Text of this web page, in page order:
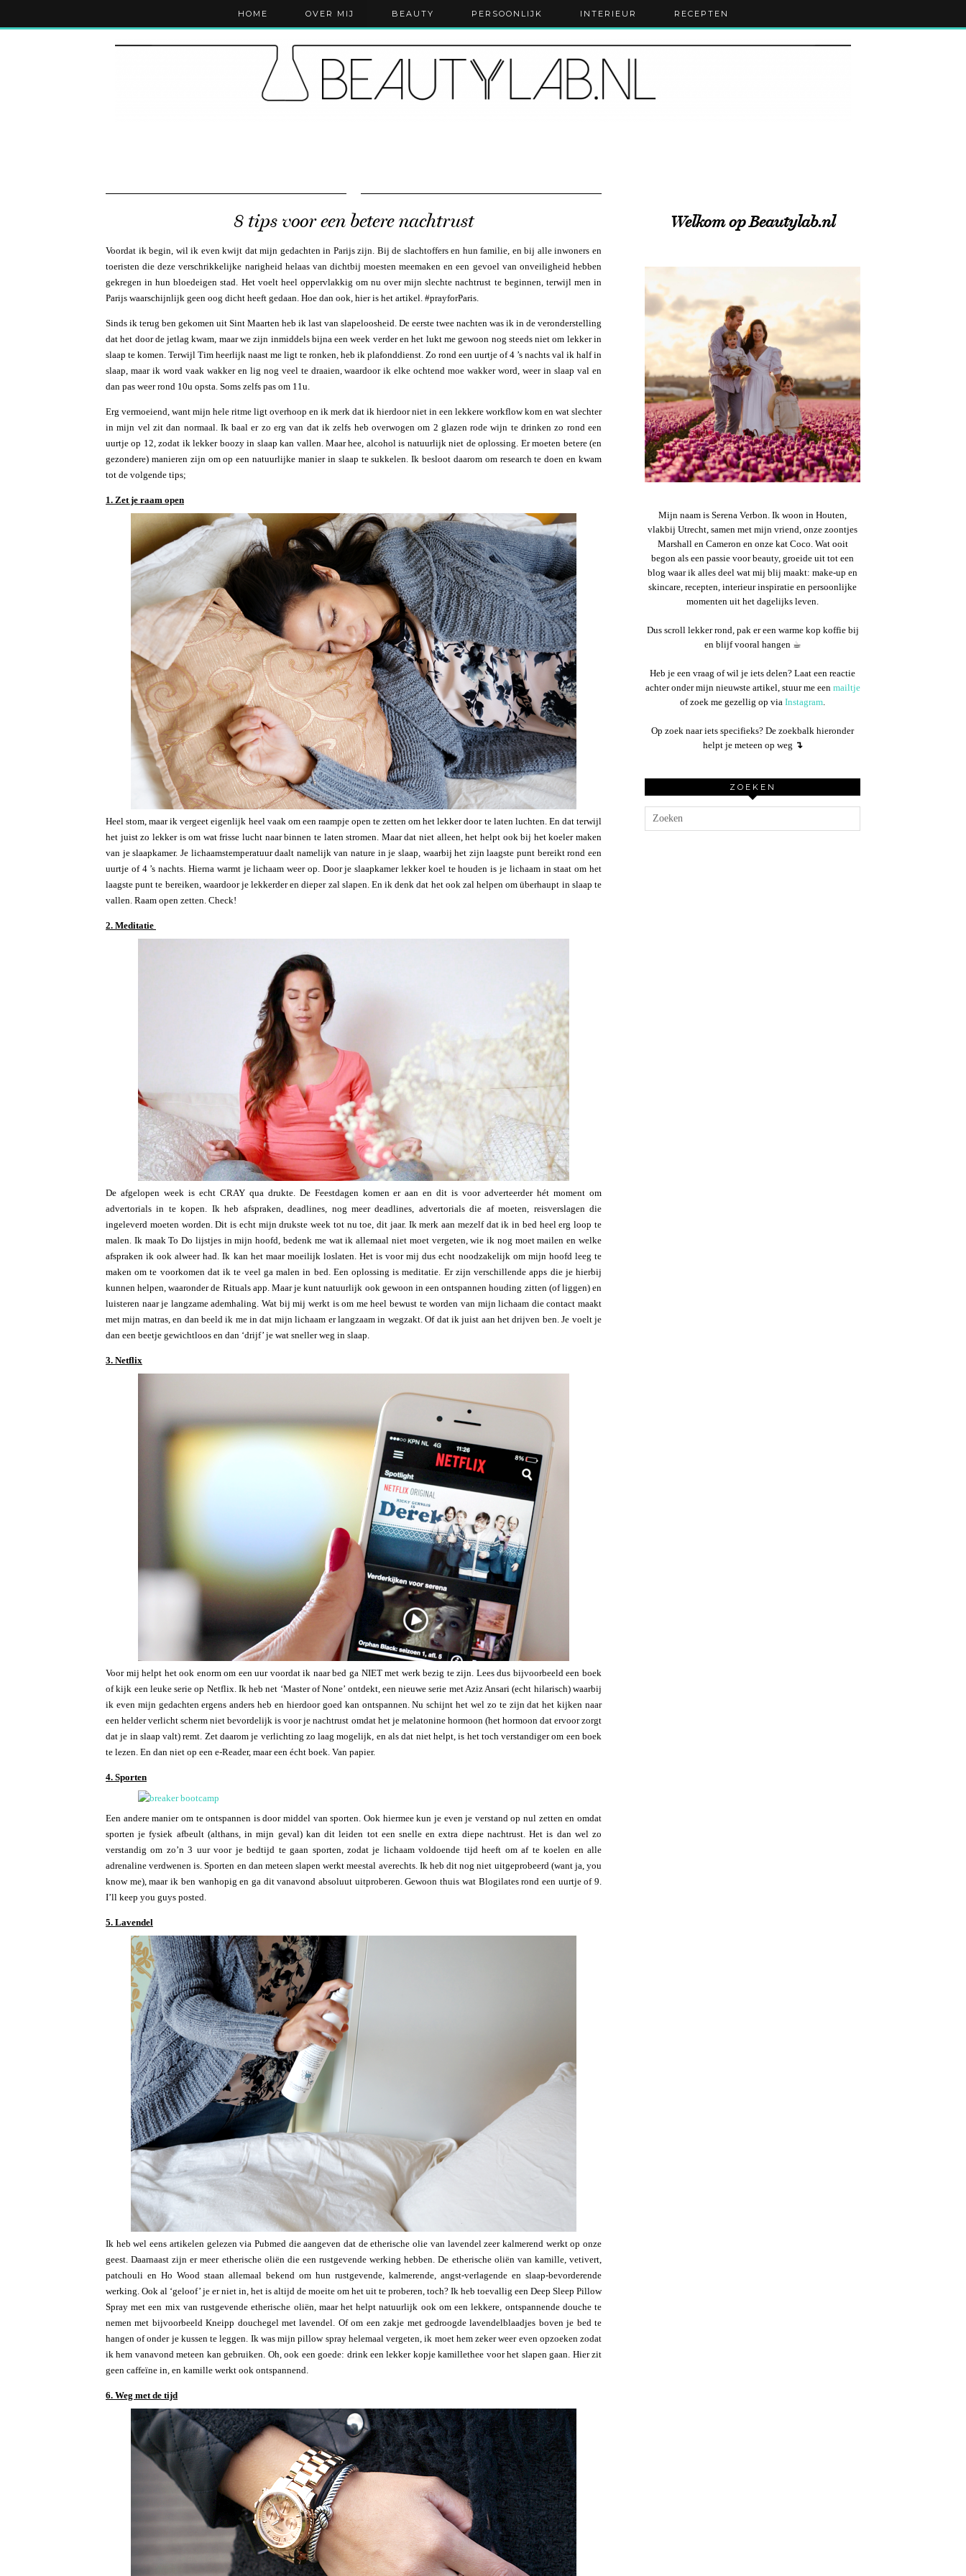
HOME OVER MIJ BEAUTY PERSOONLIJK INTERIEUR RECEPTEN
8 tips voor een betere nachtrust
Voordat ik begin, wil ik even kwijt dat mijn gedachten in Parijs zijn. Bij de slachtoffers en hun familie, en bij alle inwoners en
toeristen die deze verschrikkelijke narigheid helaas van dichtbij moesten meemaken en een gevoel van onveiligheid hebben
gekregen in hun bloedeigen stad. Het voelt heel oppervlakkig om nu over mijn slechte nachtrust te beginnen, terwijl men in
Parijs waarschijnlijk geen oog dicht heeft gedaan. Hoe dan ook, hier is het artikel. #prayforParis.
Sinds ik terug ben gekomen uit Sint Maarten heb ik last van slapeloosheid. De eerste twee nachten was ik in de veronderstelling
dat het door de jetlag kwam, maar we zijn inmiddels bijna een week verder en het lukt me gewoon nog steeds niet om lekker in
slaap te komen. Terwijl Tim heerlijk naast me ligt te ronken, heb ik plafonddienst. Zo rond een uurtje of 4 ’s nachts val ik half in
slaap, maar ik word vaak wakker en lig nog veel te draaien, waardoor ik elke ochtend moe wakker word, weer in slaap val en
dan pas weer rond 10u opsta. Soms zelfs pas om 11u.
Erg vermoeiend, want mijn hele ritme ligt overhoop en ik merk dat ik hierdoor niet in een lekkere workflow kom en wat slechter
in mijn vel zit dan normaal. Ik baal er zo erg van dat ik zelfs heb overwogen om 2 glazen rode wijn te drinken zo rond een
uurtje op 12, zodat ik lekker boozy in slaap kan vallen. Maar hee, alcohol is natuurlijk niet de oplossing. Er moeten betere (en
gezondere) manieren zijn om op een natuurlijke manier in slaap te sukkelen. Ik besloot daarom om research te doen en kwam
tot de volgende tips;
1. Zet je raam open
Heel stom, maar ik vergeet eigenlijk heel vaak om een raampje open te zetten om het lekker door te laten luchten. En dat terwijl
het juist zo lekker is om wat frisse lucht naar binnen te laten stromen. Maar dat niet alleen, het helpt ook bij het koeler maken
van je slaapkamer. Je lichaamstemperatuur daalt namelijk van nature in je slaap, waarbij het zijn laagste punt bereikt rond een
uurtje of 4 ’s nachts. Hierna warmt je lichaam weer op. Door je slaapkamer lekker koel te houden is je lichaam in staat om het
laagste punt te bereiken, waardoor je lekkerder en dieper zal slapen. En ik denk dat het ook zal helpen om überhaupt in slaap te
vallen. Raam open zetten. Check!
2. Meditatie
De afgelopen week is echt CRAY qua drukte. De Feestdagen komen er aan en dit is voor adverteerder hét moment om
advertorials in te kopen. Ik heb afspraken, deadlines, nog meer deadlines, advertorials die af moeten, reisverslagen die
ingeleverd moeten worden. Dit is echt mijn drukste week tot nu toe, dit jaar. Ik merk aan mezelf dat ik in bed heel erg loop te
malen. Ik maak To Do lijstjes in mijn hoofd, bedenk me wat ik allemaal niet moet vergeten, wie ik nog moet mailen en welke
afspraken ik ook alweer had. Ik kan het maar moeilijk loslaten. Het is voor mij dus echt noodzakelijk om mijn hoofd leeg te
maken om te voorkomen dat ik te veel ga malen in bed. Een oplossing is meditatie. Er zijn verschillende apps die je hierbij
kunnen helpen, waaronder de Rituals app. Maar je kunt natuurlijk ook gewoon in een ontspannen houding zitten (of liggen) en
luisteren naar je langzame ademhaling. Wat bij mij werkt is om me heel bewust te worden van mijn lichaam die contact maakt
met mijn matras, en dan beeld ik me in dat mijn lichaam er langzaam in wegzakt. Of dat ik juist aan het drijven ben. Je voelt je
dan een beetje gewichtloos en dan ‘drijf’ je wat sneller weg in slaap.
3. Netflix
Voor mij helpt het ook enorm om een uur voordat ik naar bed ga NIET met werk bezig te zijn. Lees dus bijvoorbeeld een boek
of kijk een leuke serie op Netflix. Ik heb net ‘Master of None’ ontdekt, een nieuwe serie met Aziz Ansari (echt hilarisch) waarbij
ik even mijn gedachten ergens anders heb en hierdoor goed kan ontspannen. Nu schijnt het wel zo te zijn dat het kijken naar
een helder verlicht scherm niet bevordelijk is voor je nachtrust omdat het je melatonine hormoon (het hormoon dat ervoor zorgt
dat je in slaap valt) remt. Zet daarom je verlichting zo laag mogelijk, en als dat niet helpt, is het toch verstandiger om een boek
te lezen. En dan niet op een e-Reader, maar een écht boek. Van papier.
4. Sporten
Een andere manier om te ontspannen is door middel van sporten. Ook hiermee kun je even je verstand op nul zetten en omdat
sporten je fysiek afbeult (althans, in mijn geval) kan dit leiden tot een snelle en extra diepe nachtrust. Het is dan wel zo
verstandig om zo’n 3 uur voor je bedtijd te gaan sporten, zodat je lichaam voldoende tijd heeft om af te koelen en alle
adrenaline verdwenen is. Sporten en dan meteen slapen werkt meestal averechts. Ik heb dit nog niet uitgeprobeerd (want ja, you
know me), maar ik ben wanhopig en ga dit vanavond absoluut uitproberen. Gewoon thuis wat Blogilates rond een uurtje of 9.
I’ll keep you guys posted.
5. Lavendel
Ik heb wel eens artikelen gelezen via Pubmed die aangeven dat de etherische olie van lavendel zeer kalmerend werkt op onze
geest. Daarnaast zijn er meer etherische oliën die een rustgevende werking hebben. De etherische oliën van kamille, vetivert,
patchouli en Ho Wood staan allemaal bekend om hun rustgevende, kalmerende, angst-verlagende en slaap-bevorderende
werking. Ook al ‘geloof’ je er niet in, het is altijd de moeite om het uit te proberen, toch? Ik heb toevallig een Deep Sleep Pillow
Spray met een mix van rustgevende etherische oliën, maar het helpt natuurlijk ook om een lekkere, ontspannende douche te
nemen met bijvoorbeeld Kneipp douchegel met lavendel. Of om een zakje met gedroogde lavendelblaadjes boven je bed te
hangen of onder je kussen te leggen. Ik was mijn pillow spray helemaal vergeten, ik moet hem zeker weer even opzoeken zodat
ik hem vanavond meteen kan gebruiken. Oh, ook een goede: drink een lekker kopje kamillethee voor het slapen gaan. Hier zit
geen caffeïne in, en kamille werkt ook ontspannend.
6. Weg met de tijd
Welkom op Beautylab.nl
Mijn naam is Serena Verbon. Ik woon in Houten,
vlakbij Utrecht, samen met mijn vriend, onze zoontjes
Marshall en Cameron en onze kat Coco. Wat ooit
begon als een passie voor beauty, groeide uit tot een
blog waar ik alles deel wat mij blij maakt: make-up en
skincare, recepten, interieur inspiratie en persoonlijke
momenten uit het dagelijks leven.
Dus scroll lekker rond, pak er een warme kop koffie bij
en blijf vooral hangen ☕︎
Heb je een vraag of wil je iets delen? Laat een reactie
achter onder mijn nieuwste artikel, stuur me een mailtje
of zoek me gezellig op via Instagram.
Op zoek naar iets specifieks? De zoekbalk hieronder
helpt je meteen op weg ↴
ZOEKEN